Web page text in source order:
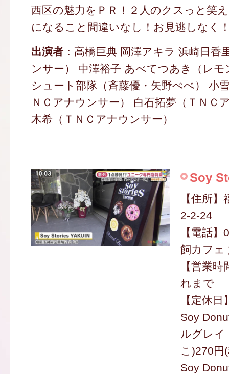
西区の魅力をＰＲ！２人のクスっと笑
になること間違いなし！お見逃しなく
出演者：高橋巨典 岡澤アキラ 浜崎日香
ンサー） 中澤裕子 あべてつあき（レ
シュート部隊（斉藤優・矢野ぺぺ） 小
ＮＣアナウンサー） 白石拓夢（ＴＮＣ
木希（ＴＮＣアナウンサー）
Soy
【住所
2-2-24
【電話
飼カフェ
【営業
れまで
【定休
Soy
ルグレイ
こ)270円
Soy